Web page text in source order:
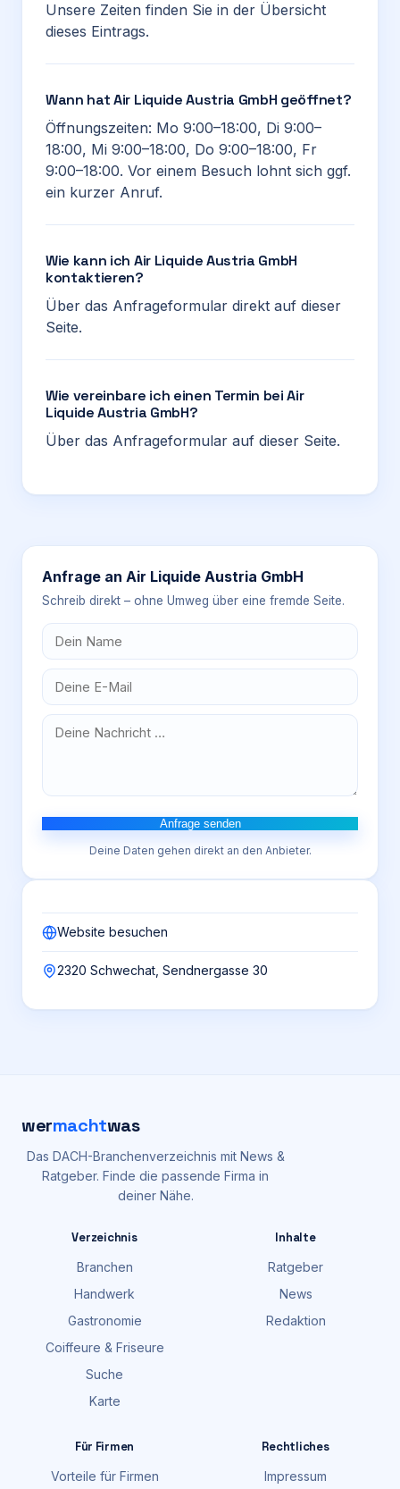
Unsere Zeiten finden Sie in der Übersicht
dieses Eintrags.
Wann hat Air Liquide Austria GmbH geöffnet?
Öffnungszeiten: Mo 9:00–18:00, Di 9:00–
18:00, Mi 9:00–18:00, Do 9:00–18:00, Fr
9:00–18:00. Vor einem Besuch lohnt sich ggf.
ein kurzer Anruf.
Wie kann ich Air Liquide Austria GmbH
kontaktieren?
Über das Anfrageformular direkt auf dieser
Seite.
Wie vereinbare ich einen Termin bei Air
Liquide Austria GmbH?
Über das Anfrageformular auf dieser Seite.
Anfrage an Air Liquide Austria GmbH
Schreib direkt – ohne Umweg über eine fremde Seite.
Anfrage senden
Deine Daten gehen direkt an den Anbieter.
Website besuchen
2320 Schwechat, Sendnergasse 30
wermachtwas
Das DACH-Branchenverzeichnis mit News &
Ratgeber. Finde die passende Firma in
deiner Nähe.
Verzeichnis
Branchen
Handwerk
Gastronomie
Coiffeure & Friseure
Suche
Karte
Inhalte
Ratgeber
News
Redaktion
Für Firmen
Vorteile für Firmen
Rechtliches
Impressum